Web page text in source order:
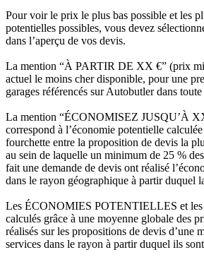
Pour voir le prix le plus bas possible et les
potentielles possibles, vous devez
dans l’aperçu de vos devis.
La mention “À PARTIR DE XX €” (prix
actuel le moins cher disponible, pour une
garages référencés sur Autobutler dans
La mention “ÉCONOMISEZ JUSQU’À
correspond à l’économie potentielle
fourchette entre la proposition de devis la
au sein de laquelle un minimum de 25 %
fait une demande de devis ont réalisé
dans le rayon géographique à partir duquel
Les ÉCONOMIES POTENTIELLES et
calculés grâce à une moyenne globale des
réalisés sur les propositions de devis d’une
services dans le rayon à partir duquel ils